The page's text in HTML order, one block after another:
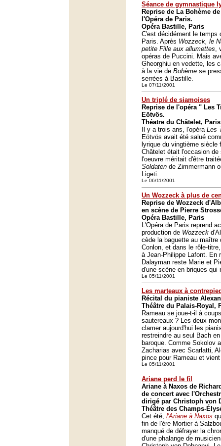
Séance de gymnastique
Reprise de La Bohème
l'Opéra de Paris.
Opéra Bastille, Paris
C'est décidément le temps
Paris. Après Wozzeck, le
petite Fille aux allumettes,
opéras de Puccini. Mais
Gheorghiu en vedette, les
à la vie de Bohème se
serrées à Bastille.
Le 07/11/2001
Un triplé de siamoises
Reprise de l'opéra " Les
Eötvös.
Théatre du Châtelet, Paris
Il y a trois ans, l'opéra Les
Eötvös avait été salué
lyrique du vingtième
Châtelet était l'occasion
l'oeuvre méritait d'être
Soldaten de Zimmermann
Ligeti.
Le 06/11/2001
Un Wozzeck à plus de
Reprise de Wozzeck
en scène de Pierre
Opéra Bastille, Paris
L'Opéra de Paris reprend
production de Wozzeck
cède la baguette au maître
Conlon, et dans le rôle-
à Jean-Philippe Lafont. En
Dalayman reste Marie et
d'une scène en briques qui
Le 05/11/2001
Les marteaux à
Récital du pianiste
Théâtre du Palais-Royal,
Rameau se joue-t-il à
sautereaux ? Les deux
clamer aujourd'hui les
restreindre au seul Bach
baroque. Comme Sokolov
Zacharias avec Scarlatti,
pince pour Rameau et
Le 05/11/2001
Ariane perd le fil
Ariane à Naxos de
de concert avec
dirigé par Christoph von
Théâtre des Champs-
Cet été, l'Ariane à Naxos
fin de l'ère Mortier à
manqué de défrayer la
d'une phalange de